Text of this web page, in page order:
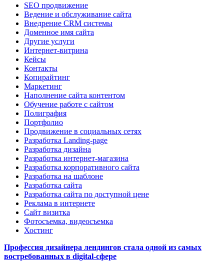
SEO продвижение
Ведение и обслуживание сайта
Внедрение CRM системы
Доменное имя сайта
Другие услуги
Интернет-витрина
Кейсы
Контакты
Копирайтинг
Маркетинг
Наполнение сайта контентом
Обучение работе с сайтом
Полиграфия
Портфолио
Продвижение в социальных сетях
Разработка Landing-page
Разработка дизайна
Разработка интернет-магазина
Разработка корпоративного сайта
Разработка на шаблоне
Разработка сайта
Разработка сайта по доступной цене
Реклама в интернете
Сайт визитка
Фотосъемка, видеосъемка
Хостинг
Профессия дизайнера лендингов стала одной из самых
востребованных в digital-сфере